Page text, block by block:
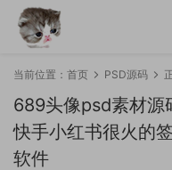
当前位置： 首页 PSD源码
689头像psd素材源
快手小红书很火的
软件